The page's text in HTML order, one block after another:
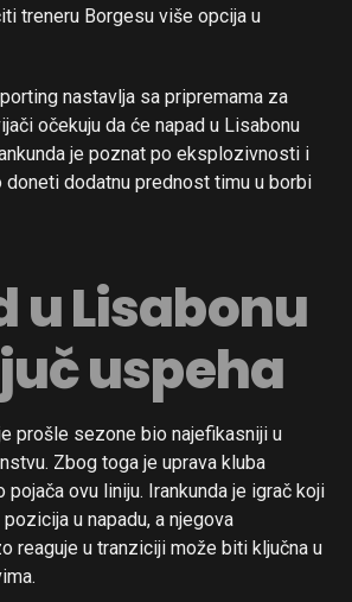
treneru Borgesu više opcija u
nastavlja sa pripremama za
očekuju da će napad u Lisabonu
je poznat po eksplozivnosti i
dodatnu prednost timu u borbi
u Lisabonu
uspeha
prošle sezone bio najefikasniji u
Zbog toga je uprava kluba
pojača ovu liniju. Irankunda je igrač koji
u napadu, a njegova
reaguje u tranziciji može biti ključna u